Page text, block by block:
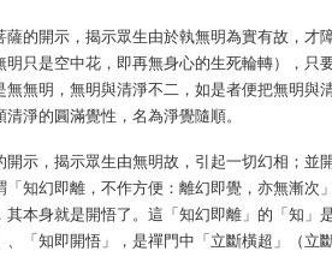
薩的開示，揭示眾生由於執無明為實有故，才
明只是空中花，即再無身心的生死輪轉），只
無無明，無明與清淨不二，如是者便把無明與
清淨的圓滿覺性，名為淨覺隨順。
開示，揭示眾生由無明故，引起一切幻相；並
「知幻即離，不作方便：離幻即覺，亦無漸次
其本身就是開悟了。這「知幻即離」的「知」
、「知即開悟」，是禪門中「立斷橫超」（